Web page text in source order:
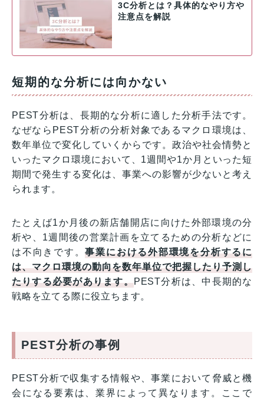
3C分析とは？具体的なやり方や
注意点を解説
短期的な分析には向かない
PEST分析は、長期的な分析に適した分析手法です。
なぜならPEST分析の分析対象であるマクロ環境は、
数年単位で変化していくからです。政治や社会情勢と
いったマクロ環境において、1週間や1か月といった短
期間で発生する変化は、事業への影響が少ないと考え
られます。
たとえば1か月後の新店舗開店に向けた外部環境の分
析や、1週間後の営業計画を立てるための分析などに
は不向きです。事業における外部環境を分析するに
は、マクロ環境の動向を数年単位で把握したり予測し
たりする必要があります。PEST分析は、中長期的な
戦略を立てる際に役立ちます。
PEST分析の事例
PEST分析で収集する情報や、事業において脅威と機
会になる要素は、業界によって異なります。ここで